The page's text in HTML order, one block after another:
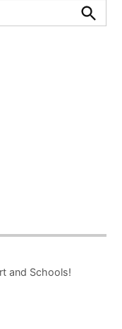
Search
and Schools!